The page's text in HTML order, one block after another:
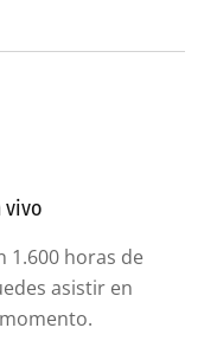
vivo
1.600 horas de
asistir en